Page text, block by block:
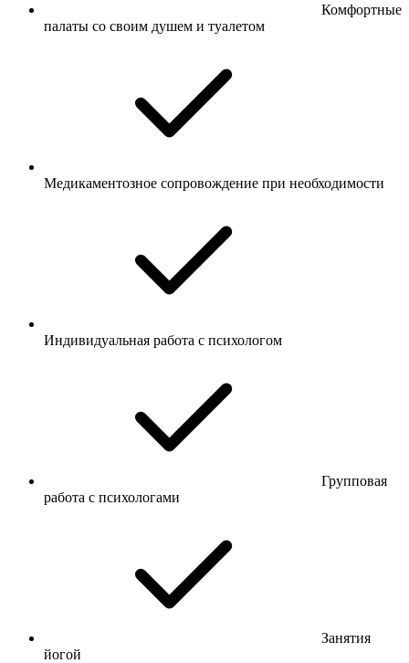
Комфортные
палаты со своим душем и туалетом
Медикаментозное сопровождение при необходимости
Индивидуальная работа с психологом
Групповая
работа с психологами
Занятия
йогой